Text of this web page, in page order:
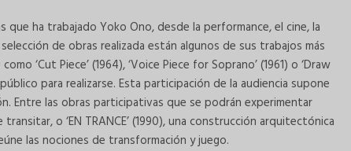
que ha trabajado Yoko Ono, desde la performance, el cine, la
de obras realizada están algunos de sus trabajos más
‘Cut Piece’ (1964), ‘Voice Piece for Soprano’ (1961) o ‘Draw
para realizarse. Esta participación de la audiencia supone
Entre las obras participativas que se podrán experimentar
o ‘EN TRANCE’ (1990), una construcción arquitectónica
las nociones de transformación y juego.